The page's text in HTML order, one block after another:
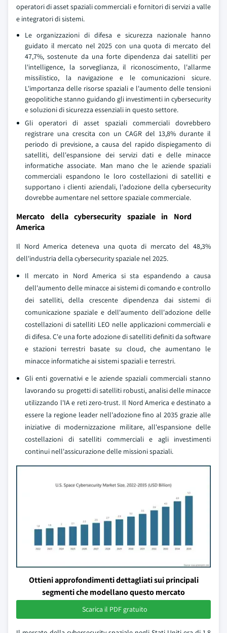
operatori di asset spaziali commerciali e fornitori di servizi a valle
e integratori di sistemi.
Le organizzazioni di difesa e sicurezza nazionale hanno
guidato il mercato nel 2025 con una quota di mercato del
47,7%, sostenute da una forte dipendenza dai satelliti per
l'intelligence, la sorveglianza, il riconoscimento, l'allarme
missilistico, la navigazione e le comunicazioni sicure.
L'importanza delle risorse spaziali e l'aumento delle tensioni
geopolitiche stanno guidando gli investimenti in cybersecurity
e soluzioni di sicurezza essenziali in questo settore.
Gli operatori di asset spaziali commerciali dovrebbero
registrare una crescita con un CAGR del 13,8% durante il
periodo di previsione, a causa del rapido dispiegamento di
satelliti, dell'espansione dei servizi dati e delle minacce
informatiche associate. Man mano che le aziende spaziali
commerciali espandono le loro costellazioni di satelliti e
supportano i clienti aziendali, l'adozione della cybersecurity
dovrebbe aumentare nel settore spaziale commerciale.
Mercato della cybersecurity spaziale in Nord
America
Il Nord America deteneva una quota di mercato del 48,3%
dell'industria della cybersecurity spaziale nel 2025.
Il mercato in Nord America si sta espandendo a causa
dell'aumento delle minacce ai sistemi di comando e controllo
dei satelliti, della crescente dipendenza dai sistemi di
comunicazione spaziale e dell'aumento dell'adozione delle
costellazioni di satelliti LEO nelle applicazioni commerciali e
di difesa. C'e una forte adozione di satelliti definiti da software
e stazioni terrestri basate su cloud, che aumentano le
minacce informatiche ai sistemi spaziali e terrestri.
Gli enti governativi e le aziende spaziali commerciali stanno
lavorando su progetti di satelliti robusti, analisi delle minacce
utilizzando l'IA e reti zero-trust. Il Nord America e destinato a
essere la regione leader nell'adozione fino al 2035 grazie alle
iniziative di modernizzazione militare, all'espansione delle
costellazioni di satelliti commerciali e agli investimenti
continui nell'assicurazione delle missioni spaziali.
Ottieni approfondimenti dettagliati sui principali
segmenti che modellano questo mercato
Scarica il PDF gratuito